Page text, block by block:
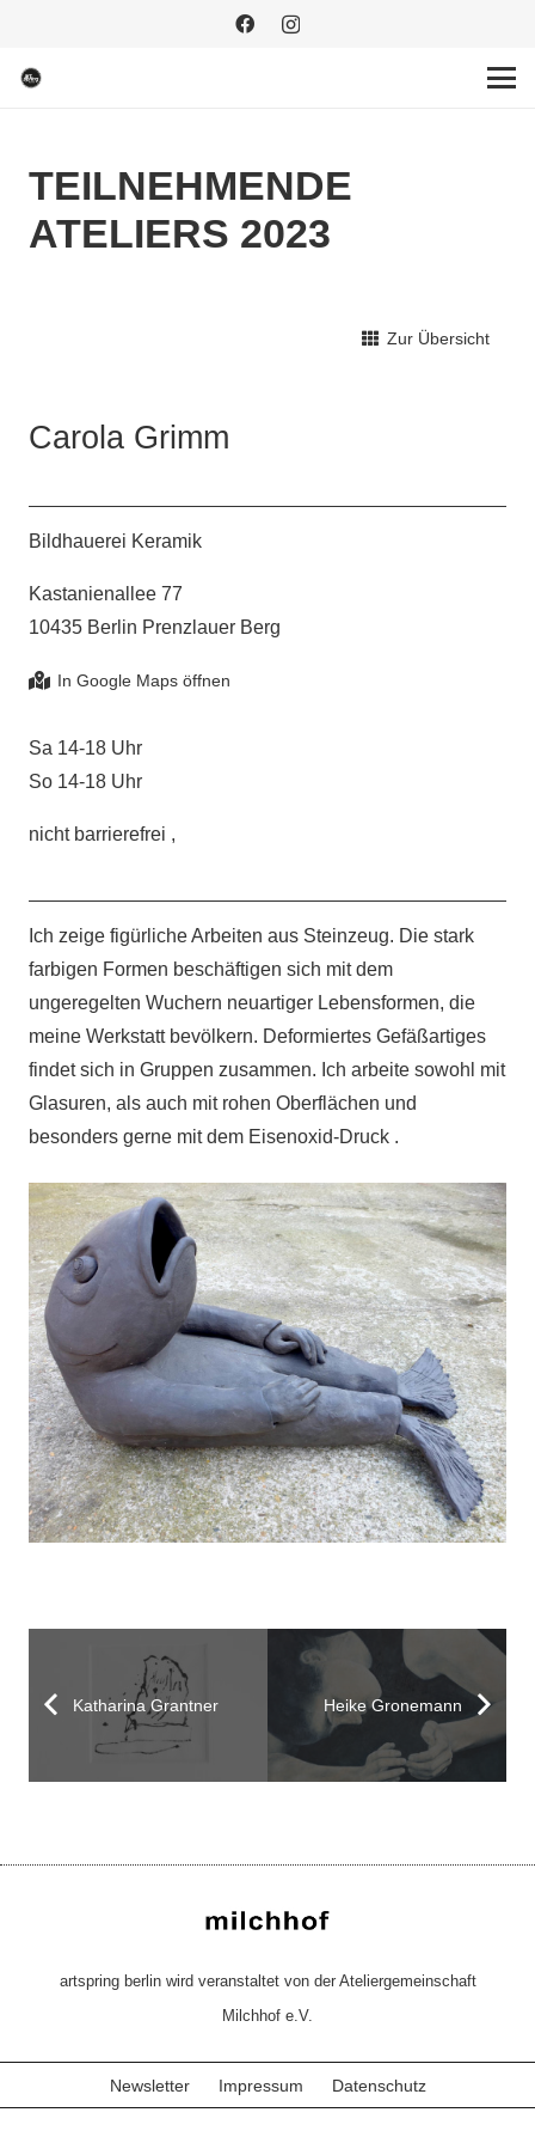
TEILNEHMENDE
ATELIERS 2023
Zur Übersicht
Carola Grimm
Bildhauerei Keramik
Kastanienallee 77
10435 Berlin Prenzlauer Berg
Sa 14-18 Uhr
So 14-18 Uhr
nicht barrierefrei ,
Ich zeige figürliche Arbeiten aus Steinzeug. Die stark
farbigen Formen beschäftigen sich mit dem
ungeregelten Wuchern neuartiger Lebensformen, die
meine Werkstatt bevölkern. Deformiertes Gefäßartiges
findet sich in Gruppen zusammen. Ich arbeite sowohl mit
Glasuren, als auch mit rohen Oberflächen und
besonders gerne mit dem Eisenoxid-Druck .
Katharina Grantner Heike Gronemann
artspring berlin wird veranstaltet von der Ateliergemeinschaft
Milchhof e.V.
Newsletter Impressum Datenschutz